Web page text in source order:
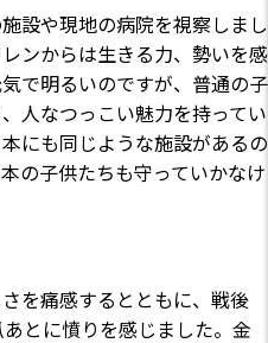
設や現地の病院を視察しまし
ンからは生きる力、勢いを感
で明るいのですが、普通の子
人なつっこい魅力を持ってい
にも同じような施設があるの
の子供たちも守っていかなけ
を痛感するとともに、戦後
とに憤りを感じました。金